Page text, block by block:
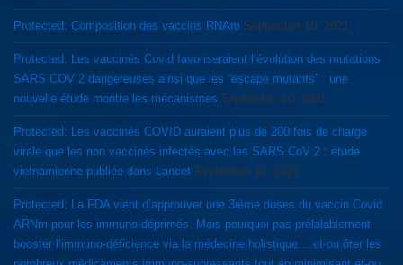
Protected: Composition des vaccins RNAm September 10, 2021
Protected: Les vaccinés Covid favoriseraient l’évolution des mutations
SARS COV 2 dangereuses ainsi que les “escape mutants” : une
nouvelle étude montre les mécanismes September 10, 2021
Protected: Les vaccinés COVID auraient plus de 200 fois de charge
virale que les non vaccinés infectés avec les SARS CoV 2 : étude
vietnamienne publiée dans Lancet September 10, 2021
Protected: La FDA vient d’approuver une 3ième doses du vaccin Covid
ARNm pour les immuno-déprimés. Mais pourquoi pas prélalablement
booster l’immuno-déficience via la médecine holistique….et-ou ôter les